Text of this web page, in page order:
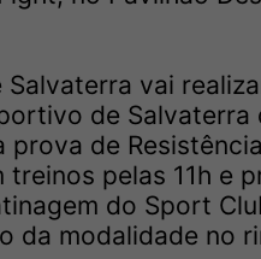
Salvaterra vai
de
prova de
treinos pelas 11h e
do Sport
da modalidade no